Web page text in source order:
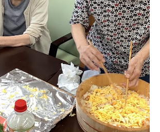
株式会社 せきれい
せきれい
会
仲間達）